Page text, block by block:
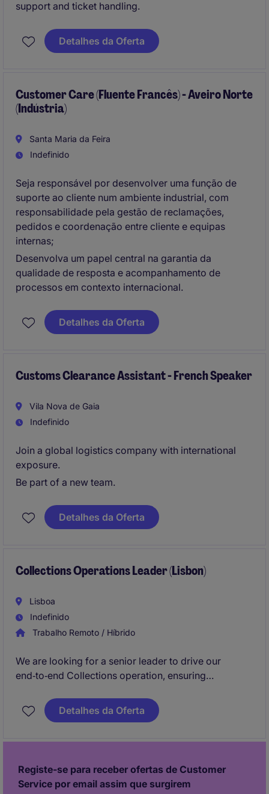
support and ticket handling.
Detalhes da Oferta
Customer Care (Fluente Francês) - Aveiro Norte
(Indústria)
Santa Maria da Feira
Indefinido
Seja responsável por desenvolver uma função de
suporte ao cliente num ambiente industrial, com
responsabilidade pela gestão de reclamações,
pedidos e coordenação entre cliente e equipas
internas;
Desenvolva um papel central na garantia da
qualidade de resposta e acompanhamento de
processos em contexto internacional.
Detalhes da Oferta
Customs Clearance Assistant - French Speaker
Vila Nova de Gaia
Indefinido
Join a global logistics company with international
exposure.
Be part of a new team.
Detalhes da Oferta
Collections Operations Leader (Lisbon)
Lisboa
Indefinido
Trabalho Remoto / Híbrido
We are looking for a senior leader to drive our
end‑to‑end Collections operation, ensuring
high‑performing teams. This is a strategic role with
direct impact on the business and strong visibility at
Detalhes da Oferta
Registe-se para receber ofertas de Customer
Service por email assim que surgirem